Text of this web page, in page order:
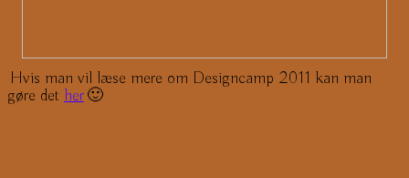
Hvis man vil læse mere om Designcamp 2011 kan man
gøre det her🙂